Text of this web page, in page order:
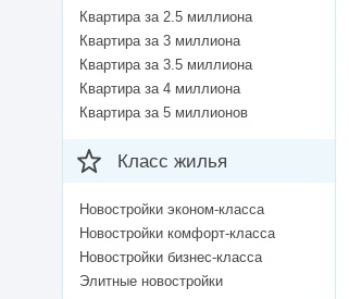
Квартира за 2.5 миллиона
Квартира за 3 миллиона
Квартира за 3.5 миллиона
Квартира за 4 миллиона
Квартира за 5 миллионов
Класс жилья
Новостройки эконом-класса
Новостройки комфорт-класса
Новостройки бизнес-класса
Элитные новостройки